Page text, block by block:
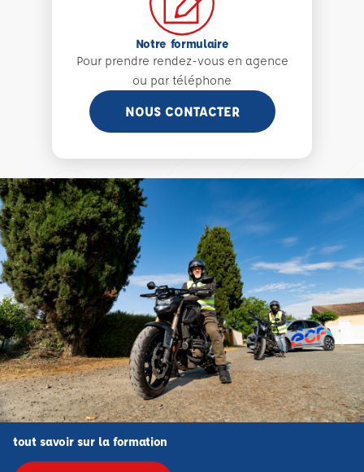
Notre formulaire
Pour prendre rendez-vous en agence
ou par téléphone
NOUS CONTACTER
tout savoir sur la formation